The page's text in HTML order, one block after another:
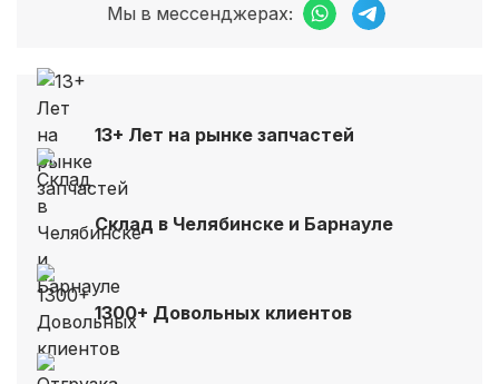
Мы в мессенджерах:
13+ Лет на рынке запчастей
Склад в Челябинске и Барнауле
1300+ Довольных клиентов